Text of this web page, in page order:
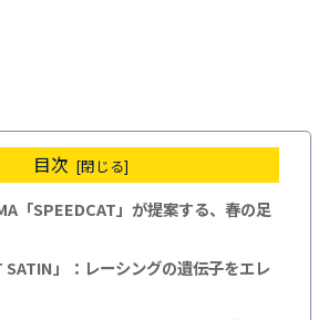
目次
「SPEEDCAT」が提案する、春の足
SATIN」：レーシングの遺伝子をエレ